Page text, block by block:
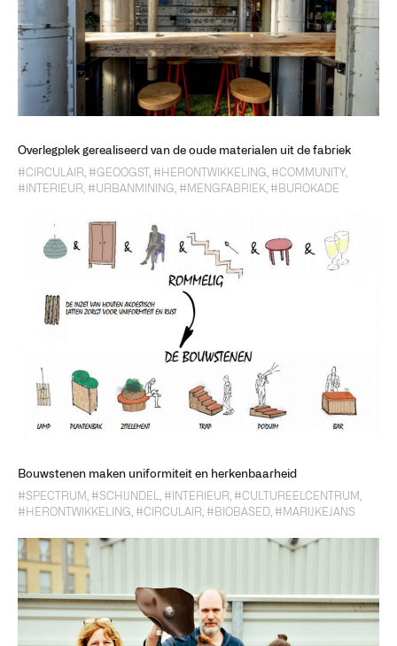
Overlegplek gerealiseerd van de oude materialen uit de fabriek
#CIRCULAIR, #GEOOGST , #HERONTWIKKELING, #COMMUNITY,
#INTERIEUR, #URBANMINING, #MENGFABRIEK, #BUROKADE
Bouwstenen maken uniformiteit en herkenbaarheid
#SPECTRUM #SCHIJNDEL #INTERIEUR #CULTUREELCENTRUM
#HERONTWIKKELING #CIRCULAIR #BIOBASED #MARIJKEJANS